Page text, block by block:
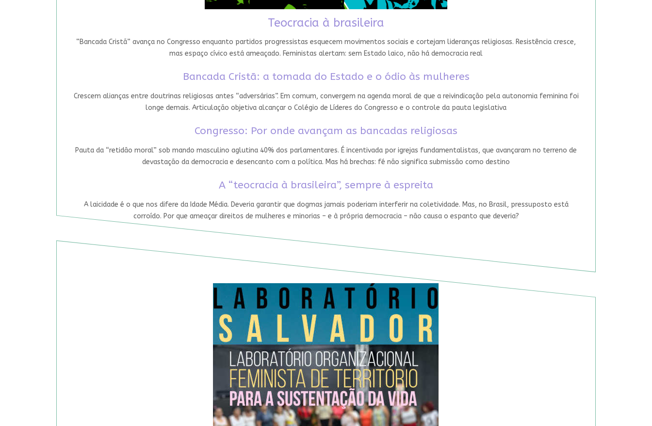
Teocracia à brasileira
“Bancada Cristã” avança no Congresso enquanto partidos progressistas esquecem movimentos sociais e cortejam lideranças religiosas. Resistência cresce,
mas espaço cívico está ameaçado. Feministas alertam: sem Estado laico, não há democracia real
Bancada Cristã: a tomada do Estado e o ódio às mulheres
Crescem alianças entre doutrinas religiosas antes “adversárias”. Em comum, convergem na agenda moral de que a reivindicação pela autonomia feminina foi
longe demais. Articulação objetiva alcançar o Colégio de Líderes do Congresso e o controle da pauta legislativa
Congresso: Por onde avançam as bancadas religiosas
Pauta da “retidão moral” sob mando masculino aglutina 40% dos parlamentares. É incentivada por igrejas fundamentalistas, que avançaram no terreno de
devastação da democracia e desencanto com a política. Mas há brechas: fé não significa submissão como destino
A “teocracia à brasileira”, sempre à espreita
A laicidade é o que nos difere da Idade Média. Deveria garantir que dogmas jamais poderiam interferir na coletividade. Mas, no Brasil, pressuposto está
corroído. Por que ameaçar direitos de mulheres e minorias – e à própria democracia – não causa o espanto que deveria?